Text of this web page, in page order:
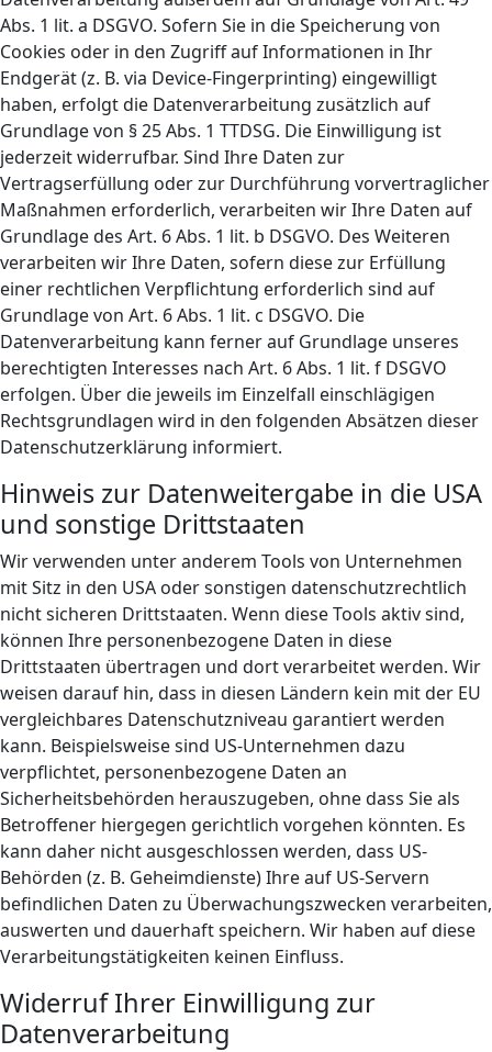
Abs. 1 lit. a DSGVO. Sofern Sie in die Speicherung von
Cookies oder in den Zugriff auf Informationen in Ihr
Endgerät (z. B. via Device-Fingerprinting) eingewilligt
haben, erfolgt die Datenverarbeitung zusätzlich auf
Grundlage von § 25 Abs. 1 TTDSG. Die Einwilligung ist
jederzeit widerrufbar. Sind Ihre Daten zur
Vertragserfüllung oder zur Durchführung vorvertraglicher
Maßnahmen erforderlich, verarbeiten wir Ihre Daten auf
Grundlage des Art. 6 Abs. 1 lit. b DSGVO. Des Weiteren
verarbeiten wir Ihre Daten, sofern diese zur Erfüllung
einer rechtlichen Verpflichtung erforderlich sind auf
Grundlage von Art. 6 Abs. 1 lit. c DSGVO. Die
Datenverarbeitung kann ferner auf Grundlage unseres
berechtigten Interesses nach Art. 6 Abs. 1 lit. f DSGVO
erfolgen. Über die jeweils im Einzelfall einschlägigen
Rechtsgrundlagen wird in den folgenden Absätzen dieser
Datenschutzerklärung informiert.
Hinweis zur Datenweitergabe in die USA
und sonstige Drittstaaten
Wir verwenden unter anderem Tools von Unternehmen
mit Sitz in den USA oder sonstigen datenschutzrechtlich
nicht sicheren Drittstaaten. Wenn diese Tools aktiv sind,
können Ihre personenbezogene Daten in diese
Drittstaaten übertragen und dort verarbeitet werden. Wir
weisen darauf hin, dass in diesen Ländern kein mit der EU
vergleichbares Datenschutzniveau garantiert werden
kann. Beispielsweise sind US-Unternehmen dazu
verpflichtet, personenbezogene Daten an
Sicherheitsbehörden herauszugeben, ohne dass Sie als
Betroffener hiergegen gerichtlich vorgehen könnten. Es
kann daher nicht ausgeschlossen werden, dass US-
Behörden (z. B. Geheimdienste) Ihre auf US-Servern
befindlichen Daten zu Überwachungszwecken verarbeiten,
auswerten und dauerhaft speichern. Wir haben auf diese
Verarbeitungstätigkeiten keinen Einfluss.
Widerruf Ihrer Einwilligung zur
Datenverarbeitung